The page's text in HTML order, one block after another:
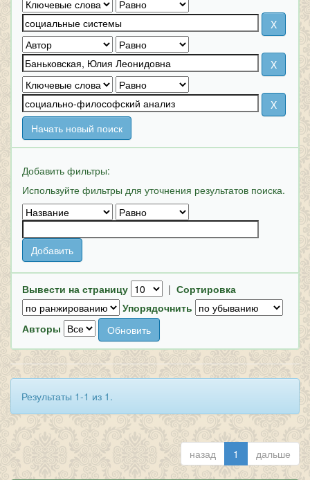
Начать новый поиск
Добавить фильтры:
Используйте фильтры для уточнения результатов поиска.
Вывести на страницу | Сортировка
Упорядочнить
Авторы
Результаты 1-1 из 1.
назад 1 дальше